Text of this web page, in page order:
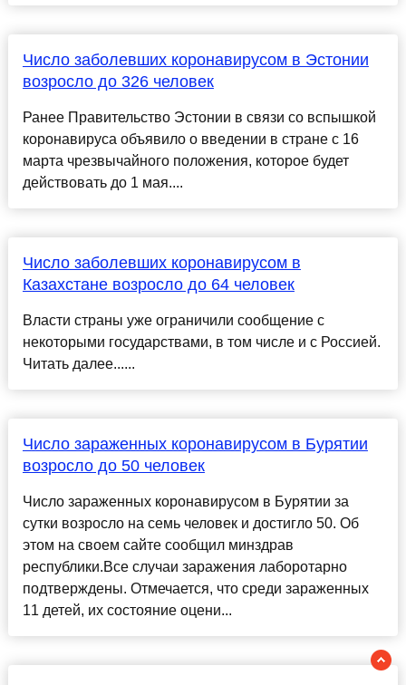
Число заболевших коронавирусом в Эстонии
возросло до 326 человек
Ранее Правительство Эстонии в связи со вспышкой
коронавируса объявило о введении в стране с 16
марта чрезвычайного положения, которое будет
действовать до 1 мая....
Число заболевших коронавирусом в
Казахстане возросло до 64 человек
Власти страны уже ограничили сообщение с
некоторыми государствами, в том числе и с Россией.
Читать далее......
Число зараженных коронавирусом в Бурятии
возросло до 50 человек
Число зараженных коронавирусом в Бурятии за
сутки возросло на семь человек и достигло 50. Об
этом на своем сайте сообщил минздрав
республики.Все случаи заражения лаборотарно
подтверждены. Отмечается, что среди зараженных
11 детей, их состояние оцени...